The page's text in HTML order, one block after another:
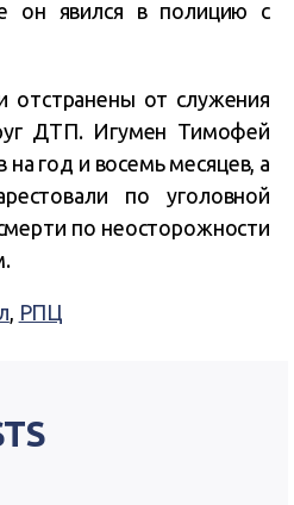
он явился в полицию с
отстранены от служения
ДТП. Игумен Тимофей
год и восемь месяцев, а
по уголовной
по неосторожности
, РПЦ